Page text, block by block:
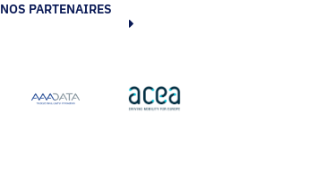
NOS PARTENAIRES